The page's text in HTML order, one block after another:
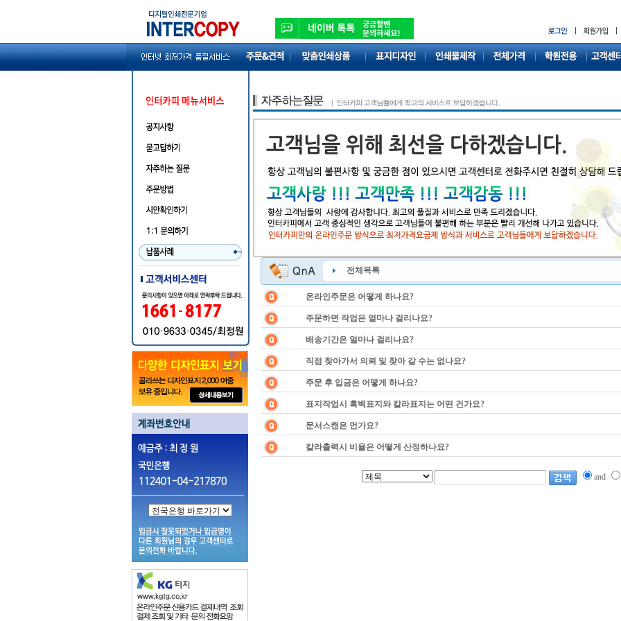
전체목록
온라인주문은 어떻게 하나요?
주문하면 작업은 얼마나 걸리나요?
배송기간은 얼마나 걸리나요?
직접 찾아가서 의뢰 및 찾아 갈 수는 없나요?
주문 후 입금은 어떻게 하나요?
표지작업시 흑백표지와 칼라표지는 어떤 건가요?
문서스캔은 먼가요?
칼라출력시 비율은 어떻게 산정하나요?
and